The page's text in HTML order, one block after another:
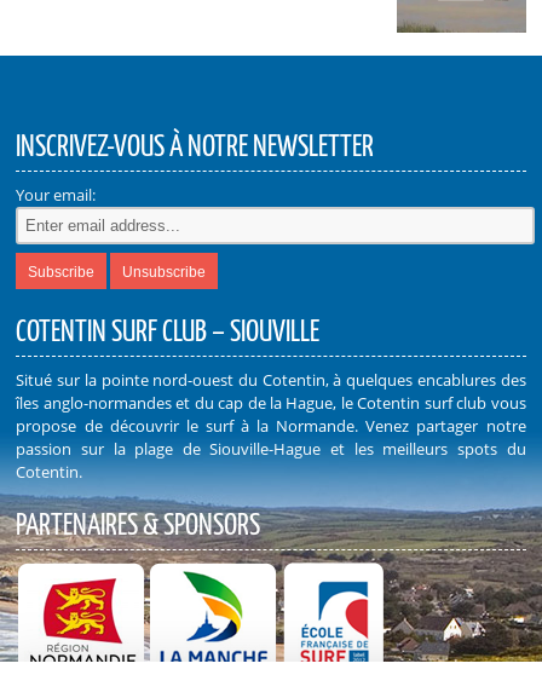
INSCRIVEZ-VOUS À NOTRE NEWSLETTER
Your email:
COTENTIN SURF CLUB – SIOUVILLE
Situé sur la pointe nord-ouest du Cotentin, à quelques encablures des
îles anglo-normandes et du cap de la Hague, le Cotentin surf club vous
propose de découvrir le surf à la Normande. Venez partager notre
passion sur la plage de Siouville-Hague et les meilleurs spots du
Cotentin.
PARTENAIRES & SPONSORS